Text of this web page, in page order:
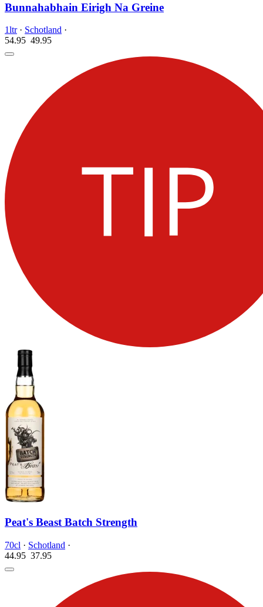
Bunnahabhain Eirigh Na Greine
1ltr· Schotland ·
54.95 49.95
Peat's Beast Batch Strength
70cl · Schotland ·
44.95 37.95